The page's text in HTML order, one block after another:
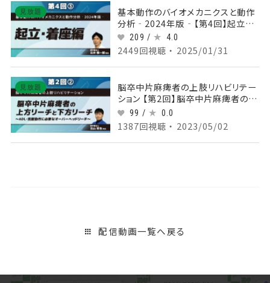
見放題
基本動作のバイオメカニクスと動作
分析‐2024年版‐【第4回】起立・着
座編 Part③下肢の抗重力伸展
209 / 4.0
2449回視聴 ・ 2025/01/31
見放題
脳卒中片麻痺者の上肢リハビリテー
ション 【第2回】脳卒中片麻痺者の上
方リーチと下方リーチ～ADL・洗髪
動作に必要なオーバーヘッドリーチ
～ Part②立位における下方リーチ
1
99 / 0.0
1387回視聴 ・ 2023/05/02
配信動画一覧へ戻る